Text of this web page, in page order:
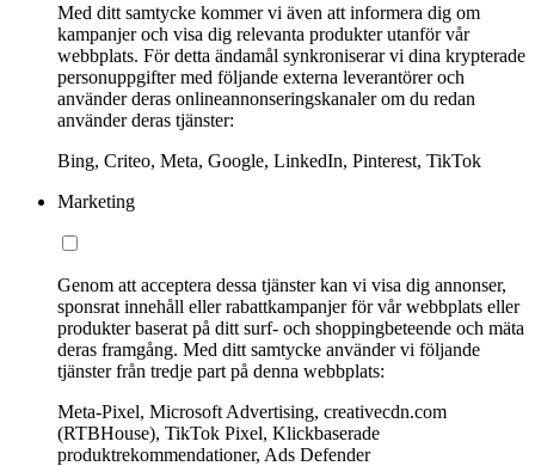
Med ditt samtycke kommer vi även att informera dig om
kampanjer och visa dig relevanta produkter utanför vår
webbplats. För detta ändamål synkroniserar vi dina krypterade
personuppgifter med följande externa leverantörer och
använder deras onlineannonseringskanaler om du redan
använder deras tjänster:
Bing, Criteo, Meta, Google, LinkedIn, Pinterest, TikTok
Marketing
Genom att acceptera dessa tjänster kan vi visa dig annonser,
sponsrat innehåll eller rabattkampanjer för vår webbplats eller
produkter baserat på ditt surf- och shoppingbeteende och mäta
deras framgång. Med ditt samtycke använder vi följande
tjänster från tredje part på denna webbplats:
Meta-Pixel, Microsoft Advertising, creativecdn.com
(RTBHouse), TikTok Pixel, Klickbaserade
produktrekommendationer, Ads Defender